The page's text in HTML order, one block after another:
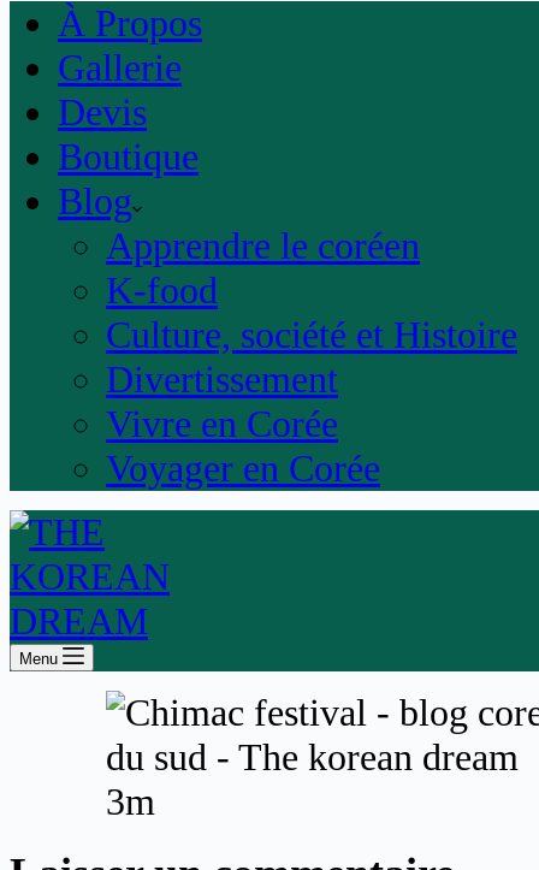
À Propos
Gallerie
Devis
Boutique
Blog
Apprendre le coréen
K-food
Culture, société et Histoire
Divertissement
Vivre en Corée
Voyager en Corée
Menu